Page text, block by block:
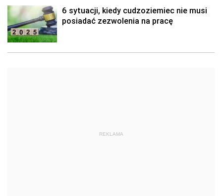
6 sytuacji, kiedy cudzoziemiec nie musi
posiadać zezwolenia na pracę
REKLAMA